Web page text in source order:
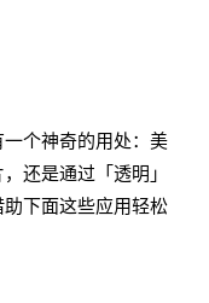
个神奇的用处：美
还是通过「透明」
下面这些应用轻松